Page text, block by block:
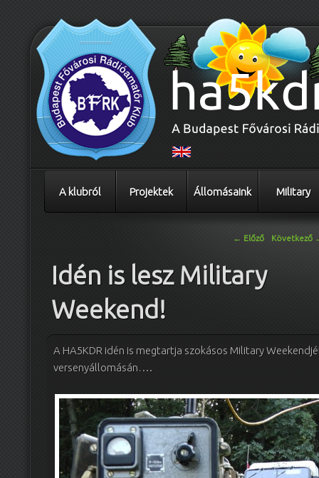
A klubról Projektek Állomásaink Military
← Előző Következő
Idén is lesz Military
Weekend!
A HA5KDR idén is megtartja szokásos Military
versenyállomásán….